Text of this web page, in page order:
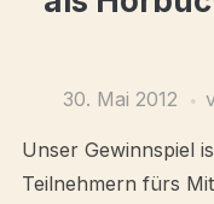
30. Mai 2012
Unser Gewinnspiel
Teilnehmern fürs